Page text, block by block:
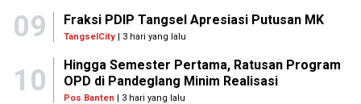
09 Fraksi PDIP Tangsel Apresiasi Putusan MK
TangselCity | 3 hari yang lalu
10
Hingga Semester Pertama, Ratusan Program
OPD di Pandeglang Minim Realisasi
Pos Banten | 3 hari yang lalu